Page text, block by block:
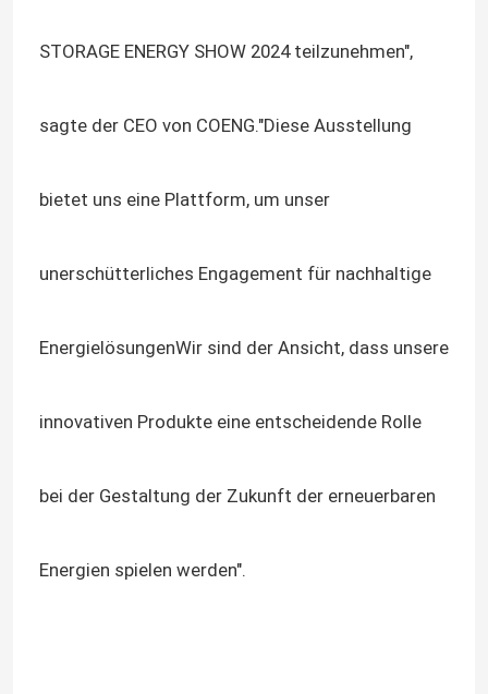
Neuigkeiten
Bitte um ein Angebot
vfd variabler Frequenz-Antrieb
Variabler Frequenzwandler
STORAGE ENERGY SHOW 2024 teilzunehmen",
sagte der CEO von COENG."Diese Ausstellung
bietet uns eine Plattform, um unser
unerschütterliches Engagement für nachhaltige
EnergielösungenWir sind der Ansicht, dass unsere
innovativen Produkte eine entscheidende Rolle
bei der Gestaltung der Zukunft der erneuerbaren
Energien spielen werden".